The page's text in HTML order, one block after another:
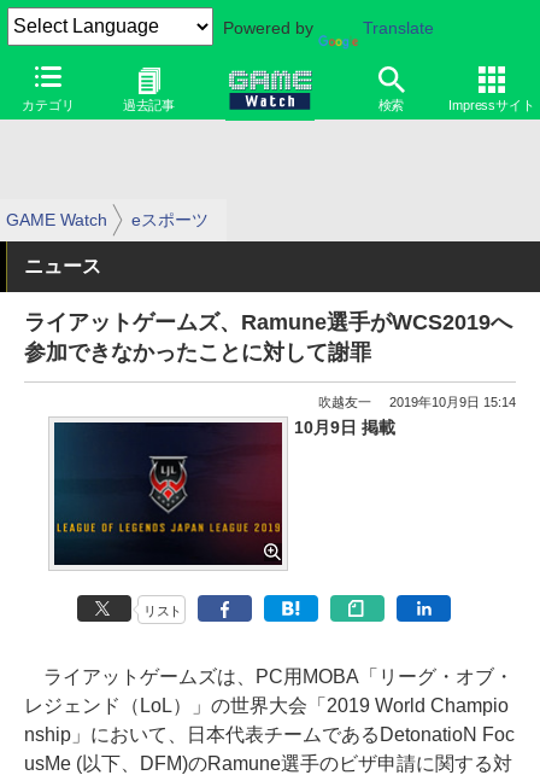
Powered by Translate
カテゴリ 過去記事 検索 Impressサイト
GAME Watch eスポーツ
ニュース
ライアットゲームズ、Ramune選手がWCS2019へ
参加できなかったことに対して謝罪
吹越友一 2019年10月9日 15:14
10月9日 掲載
リスト
ライアットゲームズは、PC用MOBA「リーグ・オブ・
レジェンド（LoL）」の世界大会「2019 World Champio
nship」において、日本代表チームであるDetonatioN Foc
usMe (以下、DFM)のRamune選手のビザ申請に関する対